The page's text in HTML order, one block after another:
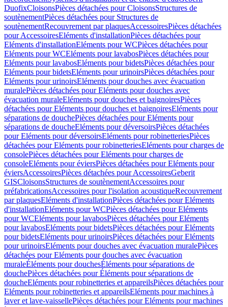
DuofixCloisonsPièces détachées pour CloisonsStructures de
soutènementPièces détachées pour Structures de
soutènementRecouvrement par plaquesAccessoiresPièces détachées
pour AccessoiresEléments d'installationPièces détachées pour
Eléments d'installationEléments pour WCPièces détachées pour
Eléments pour WCEléments pour lavabosPièces détachées pour
Eléments pour lavabosEléments pour bidetsPièces détachées pour
Eléments pour bidetsEléments pour urinoirsPièces détachées pour
Eléments pour urinoirsEléments pour douches avec évacuation
muralePièces détachées pour Eléments pour douches avec
évacuation muraleEléments pour douches et baignoiresPièces
détachées pour Eléments pour douches et baignoiresEléments pour
séparations de douchePièces détachées pour Eléments pour
séparations de doucheEléments pour déversoirsPièces détachées
pour Eléments pour déversoirsEléments pour robinetteriesPièces
détachées pour Eléments pour robinetteriesEléments pour charges de
consolePièces détachées pour Eléments pour charges de
consoleEléments pour éviersPièces détachées pour Eléments pour
éviersAccessoiresPièces détachées pour AccessoiresGeberit
GISCloisonsStructures de soutènementAccessoires pour
préfabricationsAccessoires pour l'isolation acoustiqueRecouvrement
par plaquesEléments d'installationPièces détachées pour Eléments
d'installationEléments pour WCPièces détachées pour Eléments
pour WCEléments pour lavabosPièces détachées pour Eléments
pour lavabosEléments pour bidetsPièces détachées pour Eléments
pour bidetsEléments pour urinoirsPièces détachées pour Eléments
pour urinoirsEléments pour douches avec évacuation muralePièces
détachées pour Eléments pour douches avec évacuation
muraleÉléments pour douchesÉléments pour séparations de
douchePièces détachées pour Éléments pour séparations de
doucheEléments pour robinetteries et appareilsPièces détachées pour
Eléments pour robinetteries et appareilsEléments pour machines à
laver et lave-vaissellePièces détachées pour Eléments pour machines